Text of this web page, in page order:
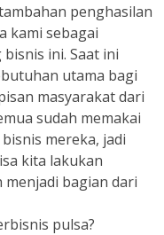
penghasilan
kami sebagai
ini. Saat ini
utama bagi
masyarakat dari
sudah memakai
mereka, jadi
kita lakukan
menjadi bagian dari
pulsa?